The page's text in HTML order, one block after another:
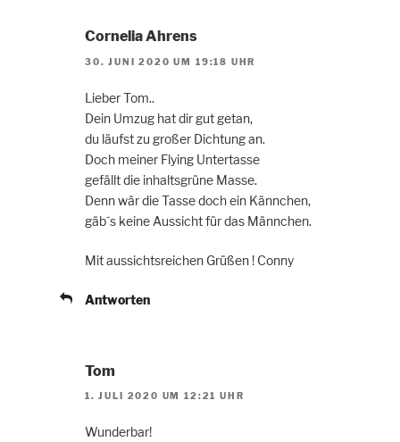
Cornelia Ahrens
30. JUNI 2020 UM 19:18 UHR
Lieber Tom..
Dein Umzug hat dir gut getan,
du läufst zu großer Dichtung an.
Doch meiner Flying Untertasse
gefällt die inhaltsgrüne Masse.
Denn wär die Tasse doch ein Kännchen,
gäb´s keine Aussicht für das Männchen.
Mit aussichtsreichen Grüßen ! Conny
Antworten
Tom
1. JULI 2020 UM 12:21 UHR
Wunderbar!